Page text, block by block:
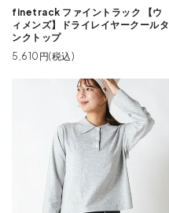
finetrack ファイントラック 【ウ
ィメンズ】ドライレイヤークールタ
ンクトップ
5,610円(税込)